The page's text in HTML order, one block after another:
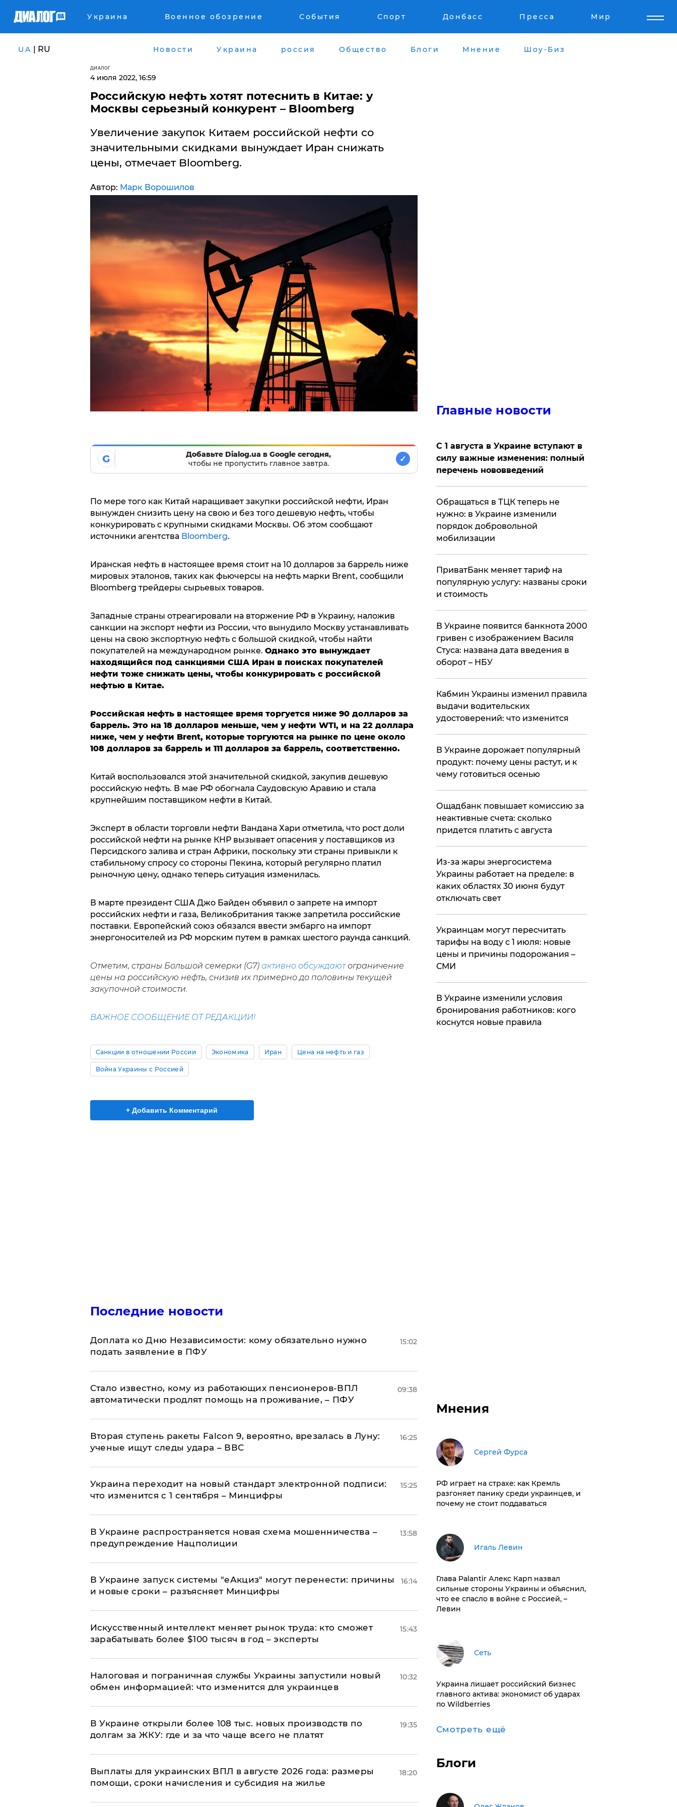
Украина Военное обозрение События Спорт Донбасс Пресса Мир
UA | RU Новости Украина россия Общество Блоги Мнение Шоу-Биз
ДИАЛОГ
4 июля 2022, 16:59
Российскую нефть хотят потеснить в Китае: у
Москвы серьезный конкурент – Bloomberg
Увеличение закупок Китаем российской нефти со
значительными скидками вынуждает Иран снижать
цены, отмечает Bloomberg.
Автор: Марк Ворошилов
G
Добавьте Dialog.ua в Google сегодня,
чтобы не пропустить главное завтра.
✓
По мере того как Китай наращивает закупки российской нефти, Иран
вынужден снизить цену на свою и без того дешевую нефть, чтобы
конкурировать с крупными скидками Москвы. Об этом сообщают
источники агентства Bloomberg.
Иранская нефть в настоящее время стоит на 10 долларов за баррель ниже
мировых эталонов, таких как фьючерсы на нефть марки Brent, сообщили
Bloomberg трейдеры сырьевых товаров.
Западные страны отреагировали на вторжение РФ в Украину, наложив
санкции на экспорт нефти из России, что вынудило Москву устанавливать
цены на свою экспортную нефть с большой скидкой, чтобы найти
покупателей на международном рынке. Однако это вынуждает
находящийся под санкциями США Иран в поисках покупателей
нефти тоже снижать цены, чтобы конкурировать с российской
нефтью в Китае.
Российская нефть в настоящее время торгуется ниже 90 долларов за
баррель. Это на 18 долларов меньше, чем у нефти WTI, и на 22 доллара
ниже, чем у нефти Brent, которые торгуются на рынке по цене около
108 долларов за баррель и 111 долларов за баррель, соответственно.
Китай воспользовался этой значительной скидкой, закупив дешевую
российскую нефть. В мае РФ обогнала Саудовскую Аравию и стала
крупнейшим поставщиком нефти в Китай.
Эксперт в области торговли нефти Вандана Хари отметила, что рост доли
российской нефти на рынке КНР вызывает опасения у поставщиков из
Персидского залива и стран Африки, поскольку эти страны привыкли к
стабильному спросу со стороны Пекина, который регулярно платил
рыночную цену, однако теперь ситуация изменилась.
В марте президент США Джо Байден объявил о запрете на импорт
российских нефти и газа, Великобритания также запретила российские
поставки. Европейский союз обязался ввести эмбарго на импорт
энергоносителей из РФ морским путем в рамках шестого раунда санкций.
Отметим, страны Большой семерки (G7) активно обсуждаютограничение
цены на российскую нефть, снизив их примерно до половины текущей
закупочной стоимости.
ВАЖНОЕ СООБЩЕНИЕ ОТ РЕДАКЦИИ!
Санкции в отношении России Экономика Иран Цена на нефть и газ
Война Украины с Россией
+ Добавить Комментарий
Последние новости
Доплата ко Дню Независимости: кому обязательно нужно
подать заявление в ПФУ
15:02
Стало известно, кому из работающих пенсионеров-ВПЛ
автоматически продлят помощь на проживание, – ПФУ
09:38
Вторая ступень ракеты Falcon 9, вероятно, врезалась в Луну:
ученые ищут следы удара – ВВС
16:25
Украина переходит на новый стандарт электронной подписи:
что изменится с 1 сентября – Минцифры
15:25
В Украине распространяется новая схема мошенничества –
предупреждение Нацполиции
13:58
В Украине запуск системы "еАкциз" могут перенести: причины
и новые сроки – разъясняет Минцифры
16:14
Искусственный интеллект меняет рынок труда: кто сможет
зарабатывать более $100 тысяч в год – эксперты
15:43
Налоговая и пограничная службы Украины запустили новый
обмен информацией: что изменится для украинцев
10:32
В Украине открыли более 108 тыс. новых производств по
долгам за ЖКУ: где и за что чаще всего не платят
19:35
Выплаты для украинских ВПЛ в августе 2026 года: размеры
помощи, сроки начисления и субсидия на жилье
18:20
Главные новости
С 1 августа в Украине вступают в
силу важные изменения: полный
перечень нововведений
Обращаться в ТЦК теперь не
нужно: в Украине изменили
порядок добровольной
мобилизации
ПриватБанк меняет тариф на
популярную услугу: названы сроки
и стоимость
В Украине появится банкнота 2000
гривен с изображением Василя
Стуса: названа дата введения в
оборот – НБУ
Кабмин Украины изменил правила
выдачи водительских
удостоверений: что изменится
В Украине дорожает популярный
продукт: почему цены растут, и к
чему готовиться осенью
​Ощадбанк повышает комиссию за
неактивные счета: сколько
придется платить с августа
Из-за жары энергосистема
Украины работает на пределе: в
каких областях 30 июня будут
отключать свет
Украинцам могут пересчитать
тарифы на воду с 1 июля: новые
цены и причины подорожания –
СМИ
В Украине изменили условия
бронирования работников: кого
коснутся новые правила
Мнения
Сергей Фурса
РФ играет на страхе: как Кремль
разгоняет панику среди украинцев, и
почему не стоит поддаваться
Игаль Левин
Глава Palantir Алекс Карп назвал
сильные стороны Украины и объяснил,
что ее спасло в войне с Россией, –
Левин
Сеть
​Украина лишает российский бизнес
главного актива: экономист об ударах
по Wildberries
Смотреть ещё
Блоги